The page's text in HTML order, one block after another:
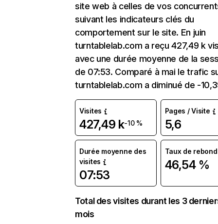
site web à celles de vos
suivant les indicateurs clés du
comportement sur le site. En juin
turntablelab.com a reçu 427,49 k
avec une durée moyenne de la
de 07:53. Comparé à mai le trafic
turntablelab.com a diminué de -
Visites
427,49 k-10 %
Pages / Visite
5,6
Durée moyenne des
visites
07:53
Taux de rebond
46,54 %
Total des visites durant les 3
mois